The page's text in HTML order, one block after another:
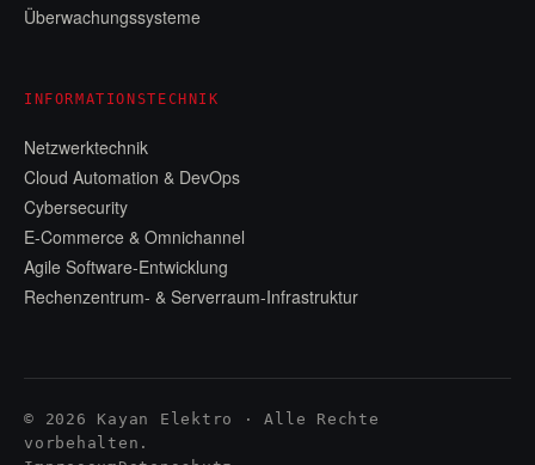
Überwachungssysteme
INFORMATIONSTECHNIK
Netzwerktechnik
Cloud Automation & DevOps
Cybersecurity
E-Commerce & Omnichannel
Agile Software-Entwicklung
Rechenzentrum- & Serverraum-Infrastruktur
© 2026 Kayan Elektro
· Alle Rechte
vorbehalten.